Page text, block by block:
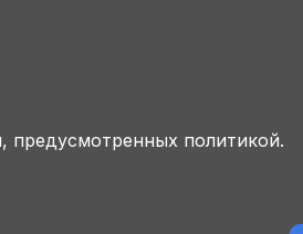
предусмотренных политикой.